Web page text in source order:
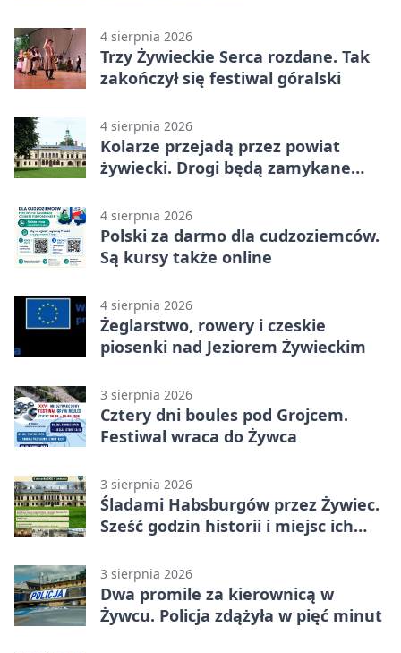
4 sierpnia 2026
Trzy Żywieckie Serca rozdane. Tak
zakończył się festiwal góralski
4 sierpnia 2026
Kolarze przejadą przez powiat
żywiecki. Drogi będą zamykane
4 sierpnia 2026
Polski za darmo dla cudzoziemców.
Są kursy także online
4 sierpnia 2026
Żeglarstwo, rowery i czeskie
piosenki nad Jeziorem Żywieckim
3 sierpnia 2026
Cztery dni boules pod Grojcem.
Festiwal wraca do Żywca
3 sierpnia 2026
Śladami Habsburgów przez Żywiec.
Sześć godzin historii i miejsc ich
3 sierpnia 2026
Dwa promile za kierownicą w
Żywcu. Policja zdążyła w pięć minut